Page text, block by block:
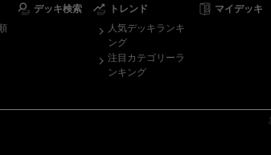
デッキ検索
トレンド
人気デッキランキ
ング
注目カテゴリーラ
ンキング
マイデッキ